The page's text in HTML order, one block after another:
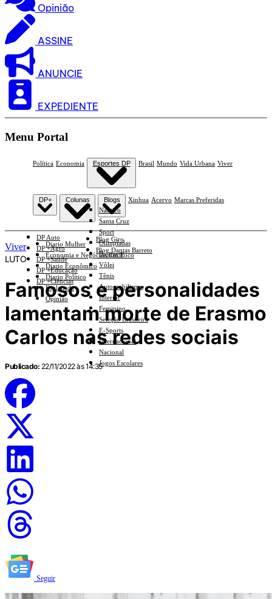
Opinião
ASSINE
ANUNCIE
EXPEDIENTE
Menu Portal
Política Economia Esportes DP
Náutico
Santa Cruz
Sport
Olimpíadas
Basquete
Vôlei
Tênis
Automobilismo
Interior
Feminino
Seleção Brasileira
E-Sports
Internacional
Nacional
Jogos Escolares
Brasil Mundo Vida Urbana Viver
DP+
DP Auto
DP +Agro
DP +Saúde
DP +Educação
DP +Ciências
Colunas
Diario Mulher
Economia e Negócios Em Foco
Diario Econômico
Diario Político
Esplanada
Opinião
Blogs
Blog Giro
Blog Dantas Barreto
Xinhua Acervo Marcas Preferidas
Viver
LUTO
Famosos e personalidades
lamentam morte de Erasmo
Carlos nas redes sociais
Publicado: 22/11/2022 às 14:35
Seguir